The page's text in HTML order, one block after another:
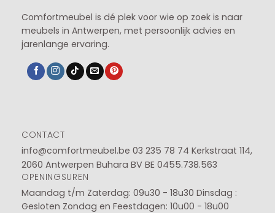
Comfortmeubel is dé plek voor wie op zoek is naar
meubels in Antwerpen, met persoonlijk advies en
jarenlange ervaring.
CONTACT
info@comfortmeubel.be 03 235 78 74 Kerkstraat 114,
2060 Antwerpen Buhara BV BE 0455.738.563
OPENINGSUREN
Maandag t/m Zaterdag: 09u30 - 18u30 Dinsdag :
Gesloten Zondag en Feestdagen: 10u00 - 18u00